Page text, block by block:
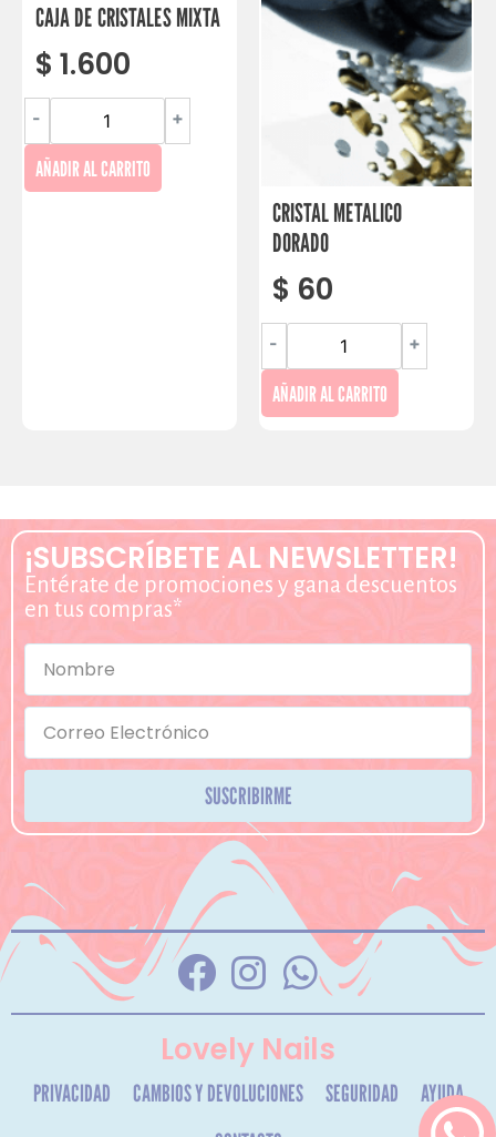
CAJA DE CRISTALES MIXTA
$ 1.600
- +
AÑADIR AL CARRITO
CRISTAL METALICO
DORADO
$ 60
- +
AÑADIR AL CARRITO
¡SUBSCRÍBETE AL NEWSLETTER!
Entérate de promociones y gana descuentos
en tus compras*
SUSCRIBIRME
Lovely Nails
PRIVACIDAD CAMBIOS Y DEVOLUCIONES SEGURIDAD
AYUDA